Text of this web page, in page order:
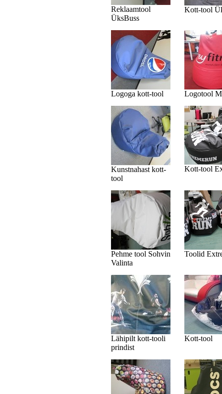
Reklaamtool
ÜksBuss
Kott-tool
Logoga kott-tool Logotool
Kunstnahast kott-
tool
Kott-tool
Pehme tool Sohvin
Valinta
Toolid
Lähipilt kott-tooli
prindist
Kott-tool